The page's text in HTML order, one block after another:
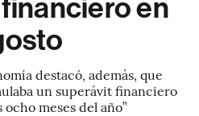
en
destacó, además, que
un superávit financiero
meses del año”